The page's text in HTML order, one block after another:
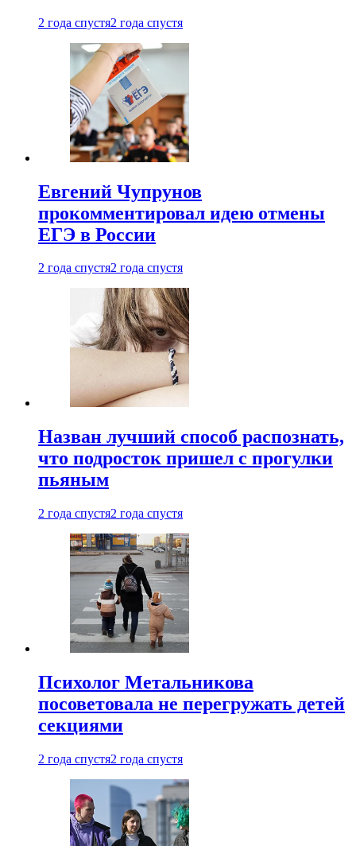
2 года спустя2 года спустя
Евгений Чупрунов
прокомментировал идею отмены
ЕГЭ в России
2 года спустя2 года спустя
Назван лучший способ распознать,
что подросток пришел с прогулки
пьяным
2 года спустя2 года спустя
Психолог Метальникова
посоветовала не перегружать детей
секциями
2 года спустя2 года спустя